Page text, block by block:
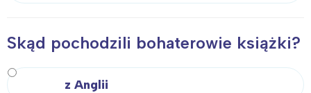
Skąd pochodzili bohaterowie książki?
z Anglii